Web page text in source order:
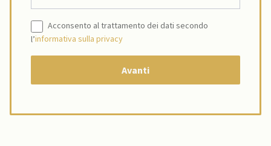
Acconsento al trattamento dei dati secondo
l’informativa sulla privacy